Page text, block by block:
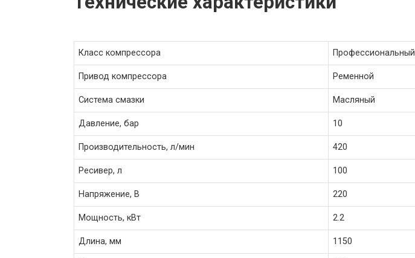
Класс компрессора Профессиональный
Привод компрессора Ременной
Система смазки Масляный
Давление, бар 10
Производительность, л/мин 420
Ресивер, л 100
Напряжение, В 220
Мощность, кВт 2.2
Длина, мм 1150